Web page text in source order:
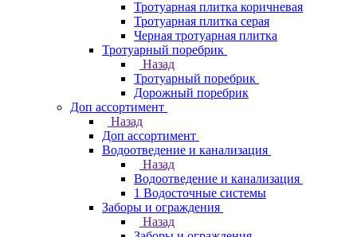
Тротуарная плитка коричневая
Тротуарная плитка серая
Черная тротуарная плитка
Тротуарный поребрик
Назад
Тротуарный поребрик
Дорожный поребрик
Доп ассортимент
Назад
Доп ассортимент
Водоотведение и канализация
Назад
Водоотведение и канализация
1 Водосточные системы
Заборы и ограждения
Назад